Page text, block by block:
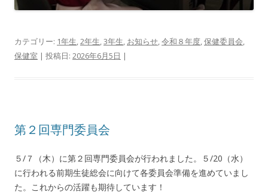
カテゴリー: 1年生,2年生,3年生, お知らせ,令和８年度,保健委員会,
保健室 | 投稿日: 2026年6月5日 |
第２回専門委員会
５/７（木）に第２回専門委員会が行われました。５/20（水）
に行われる前期生徒総会に向けて各委員会準備を進めていまし
た。これからの活躍も期待しています！